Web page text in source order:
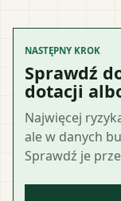
NASTĘPNY KROK
Sprawdź
dotacji
Najwięcej
ale w danych
Sprawdź je